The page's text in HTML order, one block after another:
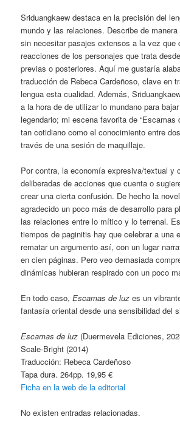
Sriduangkaew destaca en la precisión del
mundo y las relaciones. Describe de
sin necesitar pasajes extensos a la vez que
reacciones de los personajes que trata
previas o posteriores. Aquí me gustaría
traducción de Rebeca Cardeñoso, clave en
lengua esta cualidad. Además,
a la hora de de utilizar lo mundano para
legendario; mi escena favorita de “Escamas
tan cotidiano como el conocimiento entre
través de una sesión de maquillaje.
Por contra, la economía expresiva/textual y
deliberadas de acciones que cuenta o
crear una cierta confusión. De hecho la
agradecido un poco más de desarrollo para
las relaciones entre lo mítico y lo terrenal.
tiempos de paginitis hay que celebrar a una
rematar un argumento así, con un lugar
en cien páginas. Pero veo demasiada
dinámicas hubieran respirado con un poco
En todo caso,Escamas de luz es un
fantasía oriental desde una sensibilidad del
Escamas de luz (Duermevela Ediciones,
Scale-Bright (2014)
Traducción: Rebeca Cardeñoso
Tapa dura. 264pp. 19,95 €
Ficha en la web de la editorial
No existen entradas relacionadas.